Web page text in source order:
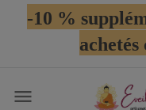
-10 %
